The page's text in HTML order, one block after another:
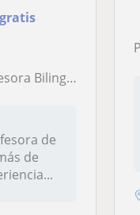
Bilingüe
de
de